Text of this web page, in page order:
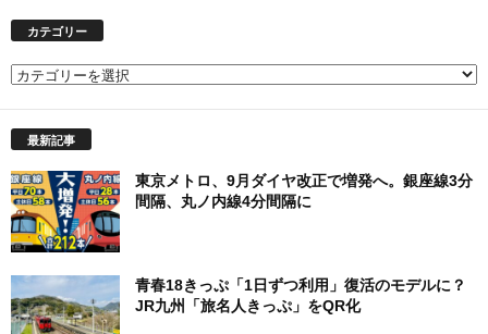
カテゴリー
カ
最新記事
東京メトロ、9月ダイヤ改正で増発へ。銀座線3分
間隔、丸ノ内線4分間隔に
青春18きっぷ「1日ずつ利用」復活のモデルに？
JR九州「旅名人きっぷ」をQR化